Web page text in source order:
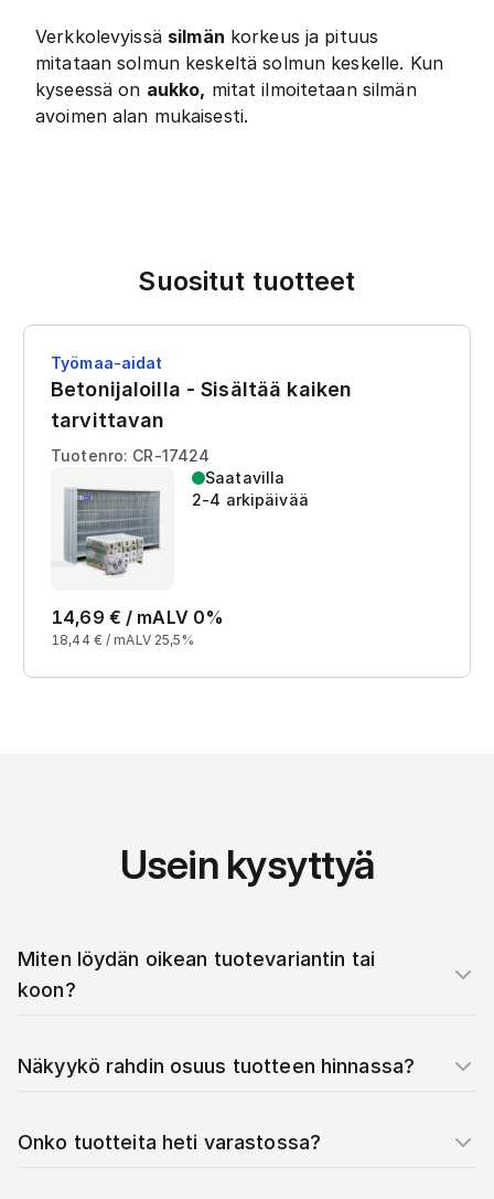
Verkkolevyissä silmän korkeus ja pituus
mitataan solmun keskeltä solmun keskelle. Kun
kyseessä on aukko, mitat ilmoitetaan silmän
avoimen alan mukaisesti.
Suositut tuotteet
Työmaa-aidat
Betonijaloilla - Sisältää kaiken
tarvittavan
Tuotenro: CR-17424
Saatavilla
2-4 arkipäivää
14,69 € / mALV 0%
18,44 € / mALV 25,5%
Usein kysyttyä
Miten löydän oikean tuotevariantin tai
koon?
Näkyykö rahdin osuus tuotteen hinnassa?
Onko tuotteita heti varastossa?